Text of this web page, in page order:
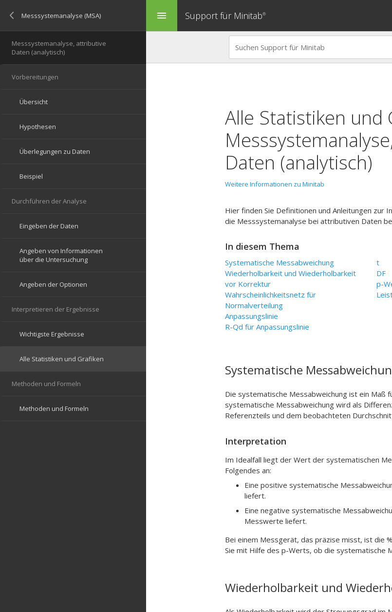
menu Support für Minitab®
Alle Statistiken und
Daten (analytisch)
Weitere Informationen zu Minitab
Hier finden Sie Definitionen und Anleitungen zur
die Messsystemanalyse bei attributiven Daten
In diesem Thema
Systematische Messabweichung
Wiederholbarkeit und Wiederholbarkeit
vor Korrektur
Wahrscheinlichkeitsnetz für
Normalverteilung
Anpassungslinie
R-Qd für Anpassungslinie
t
DF
p-
Systematische
Die systematische Messabweichung ist ein Maß
systematische Messabweichung wird als
Referenzteils und dem beobachteten
Interpretation
Im Idealfall liegt der Wert der systematischen
Folgendes an:
Eine positive systematische
liefert.
Eine negative systematische
Messwerte liefert.
Bei einem Messgerät, das präzise misst, ist die
Sie mit Hilfe des p-Werts, ob die systematische
Wiederholbarkeit und